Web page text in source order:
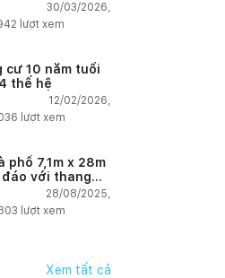
30/03/2026,
lượt xem
cư 10 năm tuổi
thế hệ
12/02/2026,
lượt xem
phố 7,1m x 28m
với thang
và sân vườn tại
28/08/2025,
lượt xem
Xem tất cả